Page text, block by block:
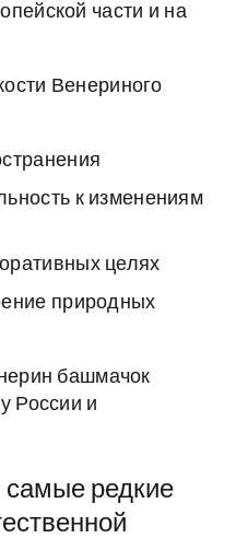
части и на
Венериного
к изменениям
целях
природных
башмачок
России и
самые редкие